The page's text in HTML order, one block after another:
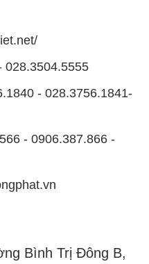
028.3504.5555
- 028.3756.1841-
- 0906.387.866 -
Bình Trị Đông B,